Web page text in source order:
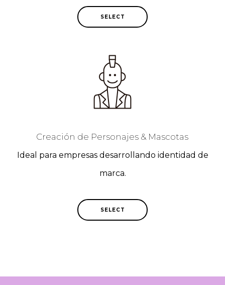
SELECT
Creación de Personajes & Mascotas
Ideal para empresas desarrollando identidad de
marca.
SELECT